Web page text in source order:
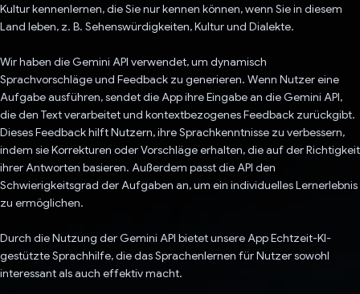
Kultur kennenlernen, die Sie nur kennen können, wenn Sie in diesem
Land leben, z. B. Sehenswürdigkeiten, Kultur und Dialekte.
Wir haben die Gemini API verwendet, um dynamisch
Sprachvorschläge und Feedback zu generieren. Wenn Nutzer eine
Aufgabe ausführen, sendet die App ihre Eingabe an die Gemini API,
die den Text verarbeitet und kontextbezogenes Feedback zurückgibt.
Dieses Feedback hilft Nutzern, ihre Sprachkenntnisse zu verbessern,
indem sie Korrekturen oder Vorschläge erhalten, die auf der Richtigkeit
ihrer Antworten basieren. Außerdem passt die API den
Schwierigkeitsgrad der Aufgaben an, um ein individuelles Lernerlebnis
zu ermöglichen.
Durch die Nutzung der Gemini API bietet unsere App Echtzeit-KI-
gestützte Sprachhilfe, die das Sprachenlernen für Nutzer sowohl
interessant als auch effektiv macht.